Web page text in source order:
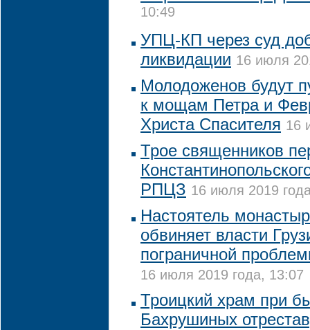
10:49
УПЦ-КП через суд
ликвидации 16 июля
Молодоженов будут
к мощам Петра и
Христа Спасителя 16
Трое священников
РПЦЗ 16 июля 2019
Настоятель
обвиняет власти
пограничной
16 июля 2019 года, 13:07
Троицкий храм при
Бахрушиных